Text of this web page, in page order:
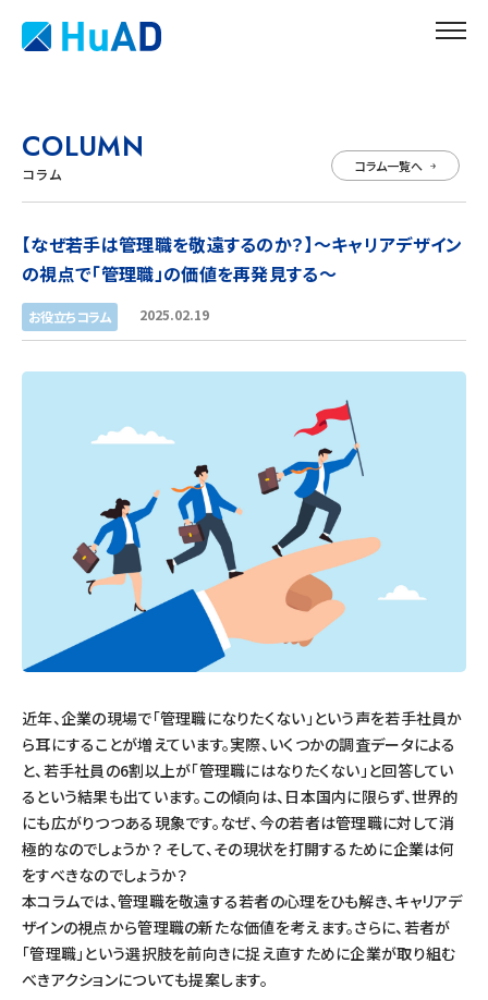
COLUMN
コラム コラム一覧へ
【なぜ若手は管理職を敬遠するのか？】〜キャリアデザイン
の視点で「管理職」の価値を再発見する〜
お役立ちコラム 2025.02.19
近年、企業の現場で「管理職になりたくない」という声を若手社員か
ら耳にすることが増えています。実際、いくつかの調査データによる
と、若手社員の6割以上が「管理職にはなりたくない」と回答してい
るという結果も出ています。この傾向は、日本国内に限らず、世界的
にも広がりつつある現象です。なぜ、今の若者は管理職に対して消
極的なのでしょうか？ そして、その現状を打開するために企業は何
をすべきなのでしょうか？
本コラムでは、管理職を敬遠する若者の心理をひも解き、キャリアデ
ザインの視点から管理職の新たな価値を考えます。さらに、若者が
「管理職」という選択肢を前向きに捉え直すために企業が取り組む
べきアクションについても提案します。